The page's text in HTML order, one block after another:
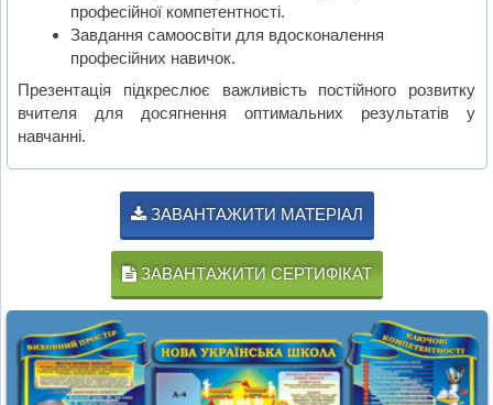
професійної компетентності.
Завдання самоосвіти для вдосконалення
професійних навичок.
Презентація підкреслює важливість постійного розвитку
вчителя для досягнення оптимальних результатів у
навчанні.
ЗАВАНТАЖИТИ МАТЕРІАЛ
ЗАВАНТАЖИТИ СЕРТИФІКАТ